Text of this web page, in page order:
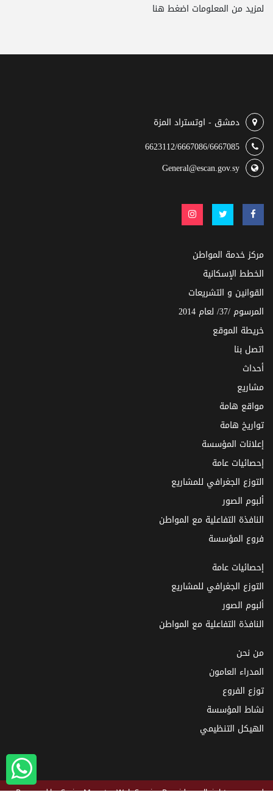
لمزيد من المعلومات اضغط هنا
دمشق - اوتستراد المزة
6623112/6667086/6667085
General@escan.gov.sy
مركز خدمة المواطن
الخطط الإسكانية
القوانين و التشريعات
المرسوم /37/ لعام 2014
خريطة الموقع
اتصل بنا
أحداث
مشاريع
مواقع هامة
تواريخ هامة
إعلانات المؤسسة
إحصائيات عامة
التوزع الجغرافي للمشاريع
ألبوم الصور
النافذة التفاعلية مع المواطن
فروع المؤسسة
إحصائيات عامة
التوزع الجغرافي للمشاريع
ألبوم الصور
النافذة التفاعلية مع المواطن
من نحن
المدراء العامون
توزع الفروع
نشاط المؤسسة
الهيكل التنظيمي
Powered bySyrianMonsterWeb Service Provider - all rights reserved